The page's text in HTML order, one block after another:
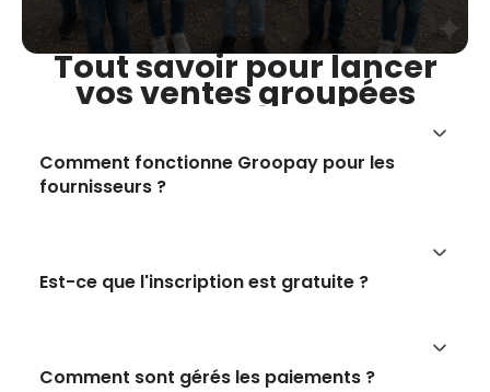
Tout savoir pour lancer
vos ventes groupées
Comment fonctionne Groopay pour les
fournisseurs ?
Est-ce que l'inscription est gratuite ?
Comment sont gérés les paiements ?